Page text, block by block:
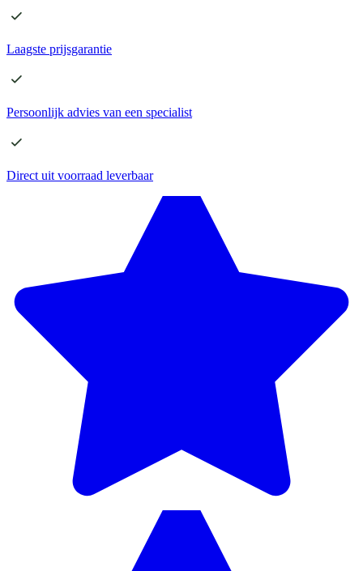
Laagste prijsgarantie
Persoonlijk advies van een specialist
Direct uit voorraad leverbaar